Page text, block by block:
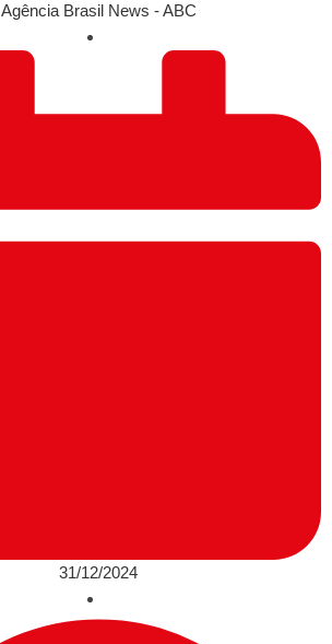
Agência Brasil News - ABC
31/12/2024